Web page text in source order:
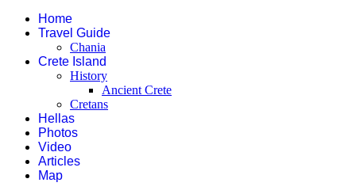
Home
Travel Guide
Chania
Crete Island
History
Ancient Crete
Cretans
Hellas
Photos
Video
Articles
Map